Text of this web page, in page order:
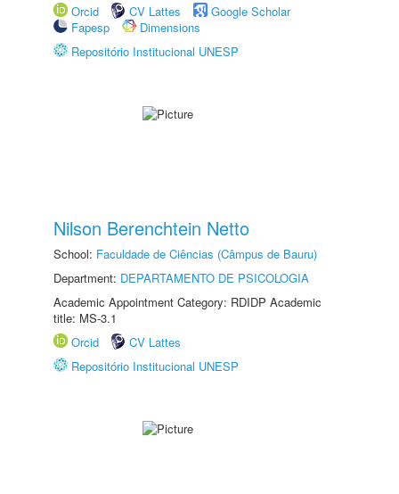
Orcid CV Lattes
Google Scholar
Fapesp
Dimensions
Repositório Institucional UNESP
Nilson Berenchtein Netto
School: Faculdade de Ciências (Câmpus de Bauru)
Department: DEPARTAMENTO DE PSICOLOGIA
Academic Appointment Category: RDIDP Academic
title: MS-3.1
Orcid
CV Lattes
Repositório Institucional UNESP